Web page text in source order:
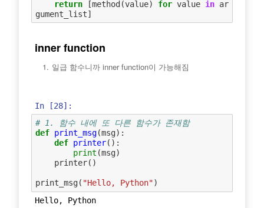
return [method (value) for value in ar
gument_list]
inner function
일급 함수니까 inner function이 가능해짐
In [28]:
# 1. 함수 내에 또 다른 함수가 존재함
def print_msg(msg):
def printer():
print (msg)
printer()
print_msg( "Hello, Python")
Hello, Python